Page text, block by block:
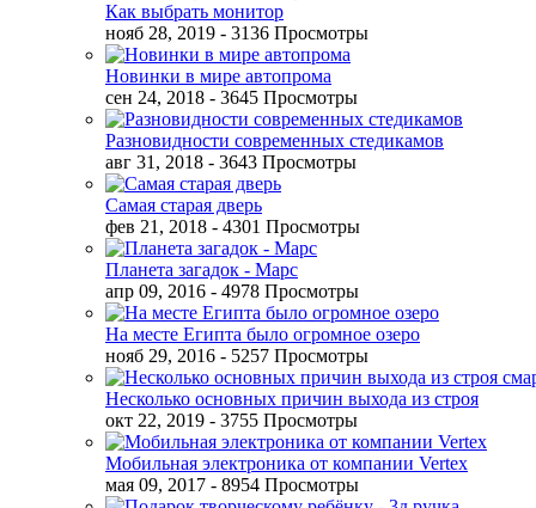
Как выбрать монитор
нояб 28, 2019 - 3136 Просмотры
Новинки в мире автопрома
сен 24, 2018 - 3645 Просмотры
Разновидности современных стедикамов
авг 31, 2018 - 3643 Просмотры
Самая старая дверь
фев 21, 2018 - 4301 Просмотры
Планета загадок - Марс
апр 09, 2016 - 4978 Просмотры
На месте Египта было огромное озеро
нояб 29, 2016 - 5257 Просмотры
Несколько основных причин выхода из строя
окт 22, 2019 - 3755 Просмотры
Мобильная электроника от компании Vertex
мая 09, 2017 - 8954 Просмотры